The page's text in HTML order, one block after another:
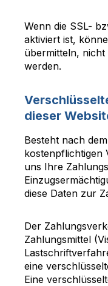
Wenn die SSL-
aktiviert ist,
übermitteln,
werden.
dieser
Besteht nach
kostenpflichtigen
uns Ihre
diese Daten zur
Der
Zahlungsmittel
eine
Eine